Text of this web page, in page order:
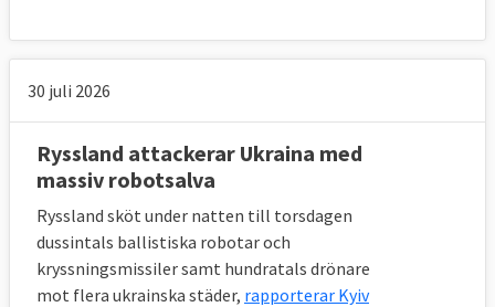
30 juli 2026
Ryssland attackerar Ukraina med
massiv robotsalva
Ryssland sköt under natten till torsdagen
dussintals ballistiska robotar och
kryssningsmissiler samt hundratals drönare
mot flera ukrainska städer, rapporterar Kyiv